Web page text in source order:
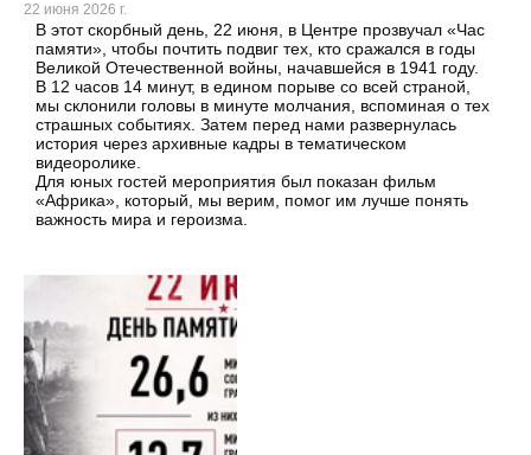
22 июня 2026 г.
В этот скорбный день, 22 июня, в Центре прозвучал «Час
памяти», чтобы почтить подвиг тех, кто сражался в годы
Великой Отечественной войны, начавшейся в 1941 году.
В 12 часов 14 минут, в едином порыве со всей страной,
мы склонили головы в минуте молчания, вспоминая о тех
страшных событиях. Затем перед нами развернулась
история через архивные кадры в тематическом
видеоролике.
Для юных гостей мероприятия был показан фильм
«Африка», который, мы верим, помог им лучше понять
важность мира и героизма.